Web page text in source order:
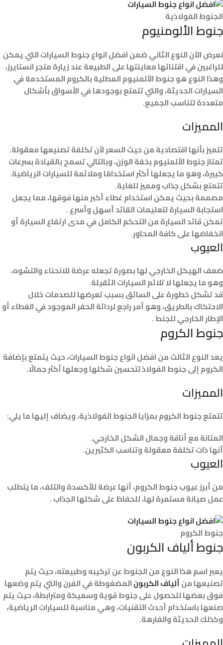
الجنوط الفولاذية
جنوط الألومنيوم
نعرض الآن النوع الثاني ضمن افضل انواع جنوط السيارات التي يمكن
للراغبين في اقتنائها معاينتها على الطبيعة عند زيارة متجر انستايرز،
وهذا النوع هو جنوط الألمنيوم المطلية بالكروم المستخدمة في
السيارات الحديثة، والتي تتمتع بوجودها في الأسواق بأشكال
متعددة لتناسب الجميع.
المميزات
تتميز بأنها اقتصادية من حيث السعر لأن تكلفة تصنيعها معقولة.
تمتاز جنوط الألمنيوم بخفة الوزن، وبالتالي تسمح بالقيادة بسرعات
كبيرة، وهو ما يجعلها أكثر استخدامًا وملائمة للسيارات الرياضية.
تتمتع بشكل جذاب ومميز للغاية.
مصممة بحيث يمكن استخدام غطاء أكبر منها فوقها، مما يجعل
استجابة السيارة لتعليمات القائد أسهل وأسرع .
تمكن قائد السيارة من التحكم الكامل في مدى ارتفاع السيارة أو
انخفاضها على كافة المحاور.
العيوب
ضعف الهيكل الخارجي لها بصورة تجعله عرضة للانحناء والتشوه،
وهو ما يجعلها لا تلائم السيارات الثقيلة.
قد تشكل خطورة على السائق بسبب تعرضها للصدمات خلال
الاحتكاك بالطريق، وهو أمر راجع لردائة الحفر الموجود في الغطاء أو
الإطار الخارجي للجنط .
جنوط الكروم
يعد النوع الثالث من افضل انواع جنوط السيارات، حيث يتمتع بإضافة
الكروم إلى جنوط الفولاذ لتحسين شكلها وجعلها أكثر جمالًا.
المميزات
تتمتع جنوط الكروم بمزايا الجنوط الفولاذية، ويضاف إليها ما يلي:
المتانة مع أناقة وجمال الشكل الخارجي.
أنها ذات تكلفة معقولة وتناسب الكثيرين.
العيوب
من أبرز عيوب جنوط الكروم، أنها عرضة للأكسدة والتلف، ما يتطلب
عمل صيانة مستمرة لها، للحفاظ على شكلها الجذاب .
جنوط الكروم
جنوط ألياف الكربون
يعبر اسم هذا النوع من الجنوط عن تركيبه وطبيعته، حيث يتم
تصنيعها منألياف الكربونالمضغوطة في الفرن والتي يتم وضعها
فوق بعضها للحصول على جنوط قوية وسميكة ومترابطة، حيث يتم
صنعها باستخدام أحدث التقنيات، وهي مناسبة للسيارات الرياضية،
وكذلك الحديثة والفارهة.